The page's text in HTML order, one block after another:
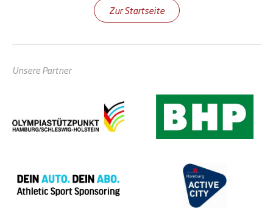
Zur Startseite
Unsere Partner